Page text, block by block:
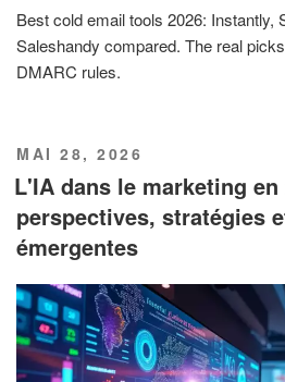
Best cold email tools 2026: Instantly,
Saleshandy compared. The real
DMARC rules.
PUBLIÉ
LE
MAI 28, 2026
L'IA dans le marketing en
perspectives, stratégies
émergentes